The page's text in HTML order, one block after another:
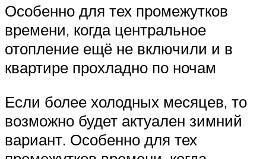
Особенно для тех промежутков
времени, когда центральное
отопление ещё не включили и в
квартире прохладно по ночам
Если более холодных месяцев, то
возможно будет актуален зимний
вариант. Особенно для тех